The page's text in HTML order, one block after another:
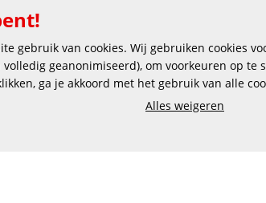
Veilig en gemakkelijk
gebruik van cookies. Wij gebruiken cookies
volledig geanonimiseerd), om voorkeuren op te
ga je akkoord met het gebruik van alle
Alles weigeren